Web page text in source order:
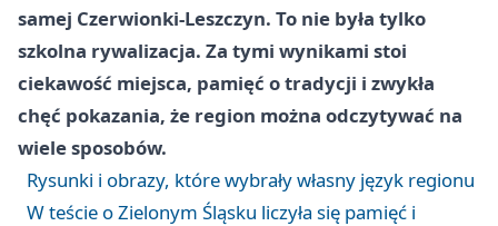
samej Czerwionki-Leszczyn. To nie była tylko
szkolna rywalizacja. Za tymi wynikami stoi
ciekawość miejsca, pamięć o tradycji i zwykła
chęć pokazania, że region można odczytywać na
wiele sposobów.
Rysunki i obrazy, które wybrały własny język regionu
W teście o Zielonym Śląsku liczyła się pamięć i